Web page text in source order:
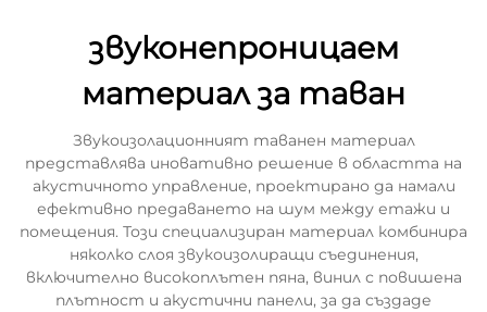
звуконепроницаем
материал за таван
Звукоизолационният таванен материал
представлява иновативно решение в областта на
акустичното управление, проектирано да намали
ефективно предаването на шум между етажи и
помещения. Този специализиран материал комбинира
няколко слоя звукоизолиращи съединения,
включително високоплътен пяна, винил с повишена
плътност и акустични панели, за да създаде